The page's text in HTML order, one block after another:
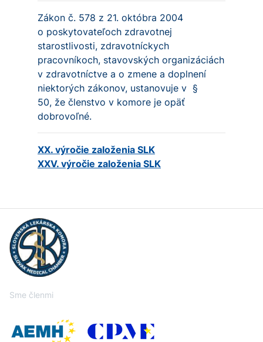
Zákon č. 578 z 21. októbra 2004
o poskytovateľoch zdravotnej
starostlivosti, zdravotníckych
pracovníkoch, stavovských organizáciách
v zdravotníctve a o zmene a doplnení
niektorých zákonov, ustanovuje v §
50, že členstvo v komore je opäť
dobrovoľné.
XX. výročie založenia SLK
XXV. výročie založenia SLK
Sme členmi